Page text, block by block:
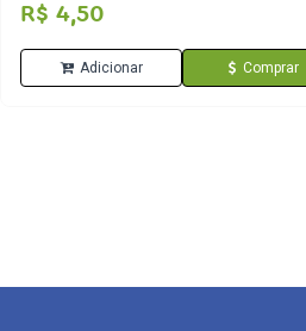
R$ 4,50
Adicionar Comprar